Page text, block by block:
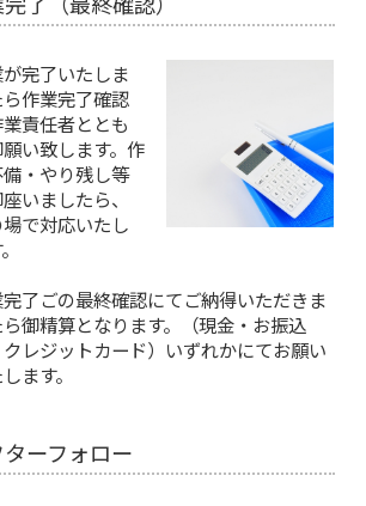
完了いたしま
ら作業完了確認
責任者ととも
願い致します。作
・やり残し等
いましたら、
場で対応いたし
了ごの最終確認にてご納得いただきま
ら御精算となります。（現金・お振込
レジットカード）いずれかにてお願い
ます。
ーフォロー